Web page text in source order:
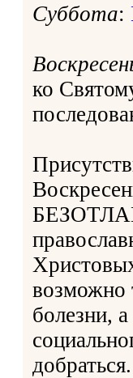
Суббота:
ко
возможно
болезни,
добраться.